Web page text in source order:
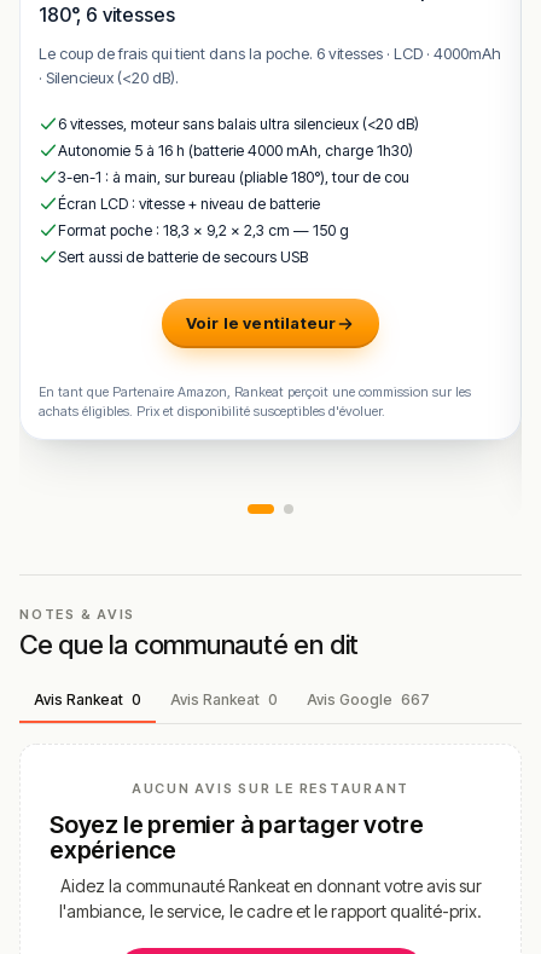
180°, 6 vitesses
Le coup de frais qui tient dans la poche. 6 vitesses · LCD · 4000mAh
· Silencieux (<20 dB).
6 vitesses, moteur sans balais ultra silencieux (<20 dB)
Autonomie 5 à 16 h (batterie 4000 mAh, charge 1h30)
3-en-1 : à main, sur bureau (pliable 180°), tour de cou
Écran LCD : vitesse + niveau de batterie
Format poche : 18,3 × 9,2 × 2,3 cm — 150 g
Sert aussi de batterie de secours USB
Voir le ventilateur
En tant que Partenaire Amazon, Rankeat perçoit une commission sur les
achats éligibles. Prix et disponibilité susceptibles d'évoluer.
NOTES & AVIS
Ce que la communauté en dit
Avis Rankeat 0 Avis Rankeat 0 Avis Google 667
AUCUN AVIS SUR LE RESTAURANT
Soyez le premier à partager votre
expérience
Aidez la communauté Rankeat en donnant votre avis sur
l'ambiance, le service, le cadre et le rapport qualité-prix.